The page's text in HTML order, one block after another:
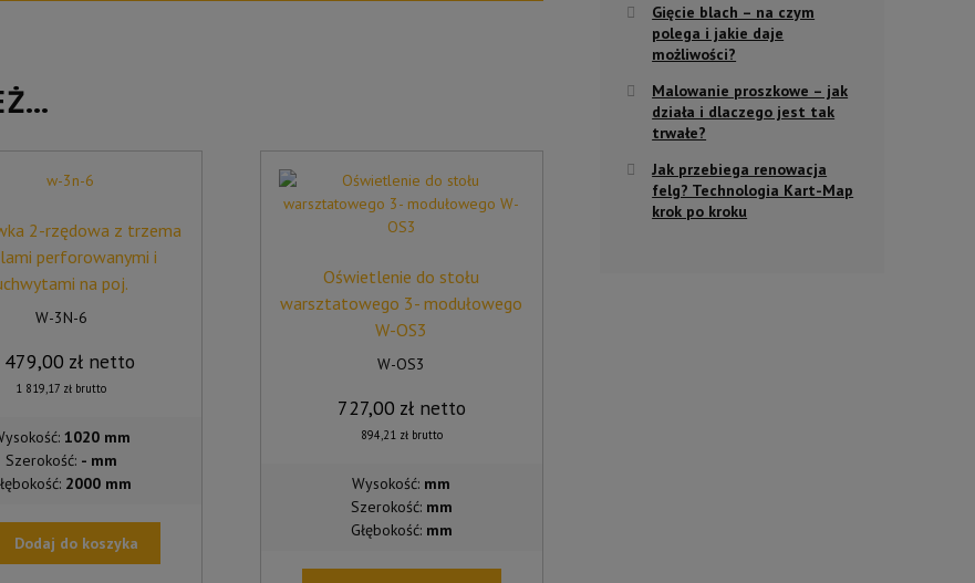
2-rzędowa z trzema
perforowanymi i
na poj.
W-3N-6
479,00 złnetto
1 819,17 zł brutto
1020 mm
Szerokość: - mm
2000 mm
Dodaj do koszyka
Oświetlenie do stołu
warsztatowego 3- modułowego
W-OS3
W-OS3
727,00 złnetto
894,21 złbrutto
Wysokość: mm
Szerokość: mm
Głębokość: mm
Gięcie blach – na czym
polega i jakie daje
możliwości?
Malowanie proszkowe – jak
działa i dlaczego jest tak
trwałe?
Jak przebiega renowacja
felg? Technologia Kart-Map
krok po kroku